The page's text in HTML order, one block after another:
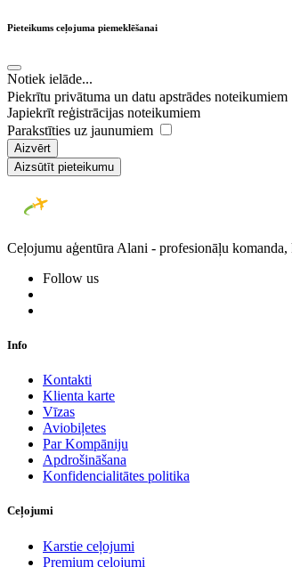
Pieteikums ceļojuma piemeklēšanai
Notiek ielāde...
Piekrītu privātuma un datu apstrādes noteikumiem
Japiekrīt reģistrācijas noteikumiem
Parakstīties uz jaunumiem
Aizvērt
Aizsūtīt pieteikumu
Ceļojumu aģentūra Alani - profesionāļu
Follow us
Info
Kontakti
Klienta karte
Vīzas
Aviobiļetes
Par Kompāniju
Apdrošināšana
Konfidencialitātes politika
Ceļojumi
Karstie ceļojumi
Premium ceļojumi